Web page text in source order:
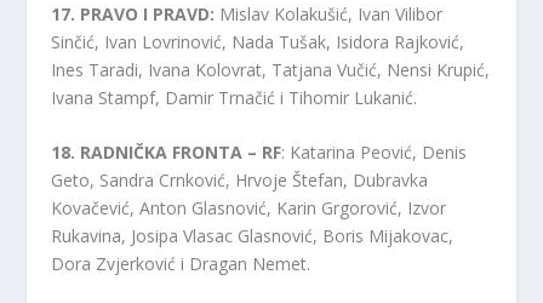
17. PRAVO I PRAVD: Mislav Kolakušić, Ivan Vilibor
Sinčić, Ivan Lovrinović, Nada Tušak, Isidora Rajković,
Ines Taradi, Ivana Kolovrat, Tatjana Vučić, Nensi Krupić,
Ivana Stampf, Damir Trnačić i Tihomir Lukanić.
18. RADNIČKA FRONTA – RF: Katarina Peović, Denis
Geto, Sandra Crnković, Hrvoje Štefan, Dubravka
Kovačević, Anton Glasnović, Karin Grgorović, Izvor
Rukavina, Josipa Vlasac Glasnović, Boris Mijakovac,
Dora Zvjerković i Dragan Nemet.